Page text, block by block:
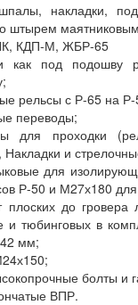
накладки,
штырем
КДП-М, ЖБР-65
как под подошву
рельсы с Р-65 на Р-
переводы;
для проходки
Накладки и
для
Р-50 и М27х180
плоских до гровера
и тюбинговых в
мм;
болты и
ВПР.